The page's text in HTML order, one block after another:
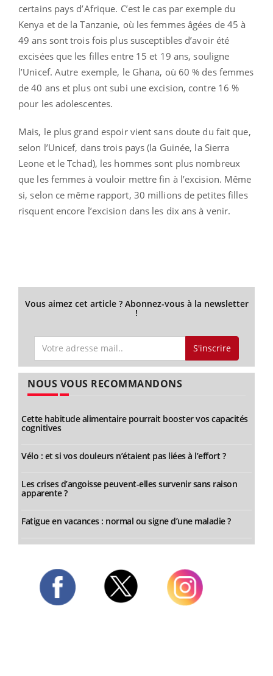
certains pays d’Afrique. C’est le cas par exemple du
Kenya et de la Tanzanie, où les femmes âgées de 45 à
49 ans sont trois fois plus susceptibles d’avoir été
excisées que les filles entre 15 et 19 ans, souligne
l’Unicef. Autre exemple, le Ghana, où 60 % des femmes
de 40 ans et plus ont subi une excision, contre 16 %
pour les adolescentes.
Mais, le plus grand espoir vient sans doute du fait que,
selon l’Unicef, dans trois pays (la Guinée, la Sierra
Leone et le Tchad), les hommes sont plus nombreux
que les femmes à vouloir mettre fin à l’excision. Même
si, selon ce même rapport, 30 millions de petites filles
risquent encore l’excision dans les dix ans à venir.
Vous aimez cet article ? Abonnez-vous à la newsletter
!
S'inscrire
NOUS VOUS RECOMMANDONS
Cette habitude alimentaire pourrait booster vos capacités
cognitives
Vélo : et si vos douleurs n’étaient pas liées à l’effort ?
Les crises d’angoisse peuvent-elles survenir sans raison
apparente ?
Fatigue en vacances : normal ou signe d’une maladie ?